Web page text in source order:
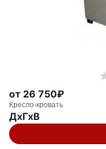
от 26 750₽
Кресло-кровать
ДxГxВ